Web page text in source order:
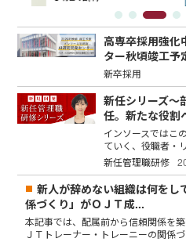
高専卒採用強化
ター秋頃竣工予
新卒採用
新任シリーズ～
任。新たな役割
インソースではこ
ていく、役職者・
新任管理職研修
新人が辞めない組織は何をし
係づくり」がＯＪＴ成...
本記事では、配属前から信頼関係を
ＪＴトレーナー・トレーニーの関係